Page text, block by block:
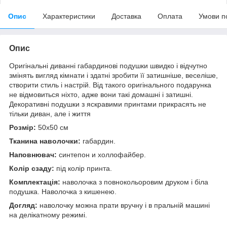
Опис Характеристики Доставка Оплата Умови
Опис
Оригінальні диванні габардинові подушки швидко і відчутно
змінять вигляд кімнати і здатні зробити її затишніше, веселіше,
створити стиль і настрій. Від такого оригінального подарунка
не відмовиться ніхто, адже вони такі домашні і затишні.
Декоративні подушки з яскравими принтами прикрасять не
тільки диван, але і життя
Розмір: 50x50 см
Тканина наволочки: габардин.
Наповнювач: синтепон и холлофайбер.
Колір сзаду: під колір принта.
Комплектація: наволочка з повнокольоровим друком і біла
подушка. Наволочка з кишенею.
Догляд: наволочку можна прати вручну і в пральній машині
на делікатному режимі.